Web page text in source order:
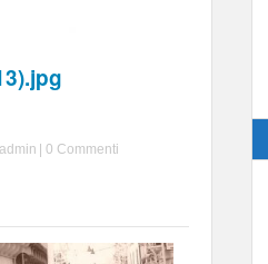
admin 0 Commenti